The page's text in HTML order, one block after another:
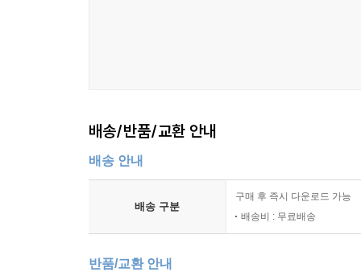
배송/반품/교환 안내
배송 안내
배송 구분
구매 후 즉시 다운로드 가능
배송비 : 무료배송
반품/교환 안내